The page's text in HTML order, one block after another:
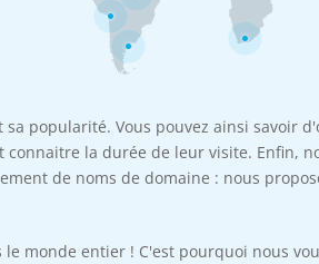
popularité. Vous pouvez ainsi savoir
la durée de leur visite. Enfin,
de noms de domaine : nous
monde entier ! C'est pourquoi nous